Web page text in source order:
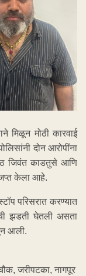
मिळून मोठी कारवाई
दोन आरोपींना
जिवंत काडतुसे आणि
केला आहे.
परिसरात करण्यात
झडती घेतली असता
आली.
जरीपटका, नागपूर